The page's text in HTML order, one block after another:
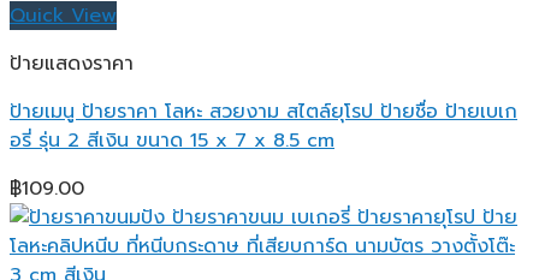
Quick View
ป้ายแสดงราคา
ป้ายเมนู ป้ายราคา โลหะ สวยงาม สไตล์ยุโรป ป้ายชื่อ ป้ายเบเก
อรี่ รุ่น 2 สีเงิน ขนาด 15 x 7 x 8.5 cm
฿109.00